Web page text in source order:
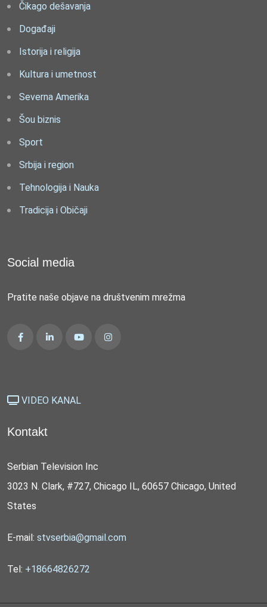
Čikago dešavanja
Događaji
Istorija i religija
Kultura i umetnost
Severna Amerika
Šou biznis
Sport
Srbija i region
Tehnologija i Nauka
Tradicija i Običaji
Social media
Pratite naše objave na društvenim mrežma
VIDEO KANAL
Kontakt
Serbian Television Inc
3023 N. Clark, #727, Chicago IL, 60657 Chicago, United
States
E-mail: stvserbia@gmail.com
Tel: +18664826272